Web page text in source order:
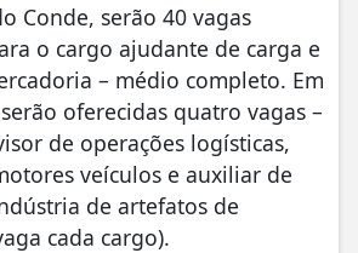
Conde, serão 40 vagas
o cargo ajudante de carga e
– médio completo. Em
oferecidas quatro vagas –
de operações logísticas,
veículos e auxiliar de
de artefatos de
cada cargo).